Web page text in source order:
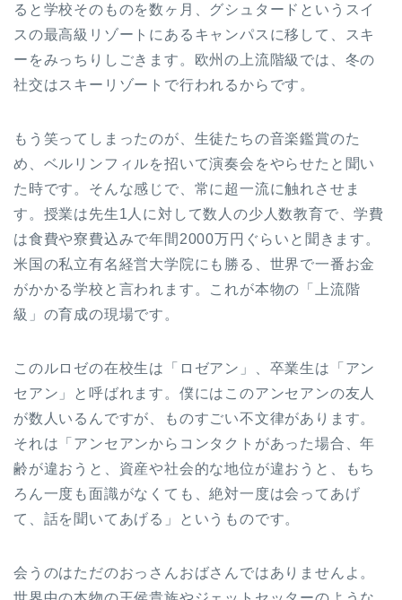
ると学校そのものを数ヶ月、グシュタードというスイ
スの最高級リゾートにあるキャンパスに移して、スキ
ーをみっちりしごきます。欧州の上流階級では、冬の
社交はスキーリゾートで行われるからです。
もう笑ってしまったのが、生徒たちの音楽鑑賞のた
め、ベルリンフィルを招いて演奏会をやらせたと聞い
た時です。そんな感じで、常に超一流に触れさせま
す。授業は先生1人に対して数人の少人数教育で、学費
は食費や寮費込みで年間2000万円ぐらいと聞きます。
米国の私立有名経営大学院にも勝る、世界で一番お金
がかかる学校と言われます。これが本物の「上流階
級」の育成の現場です。
このルロゼの在校生は「ロゼアン」、卒業生は「アン
セアン」と呼ばれます。僕にはこのアンセアンの友人
が数人いるんですが、ものすごい不文律があります。
それは「アンセアンからコンタクトがあった場合、年
齢が違おうと、資産や社会的な地位が違おうと、もち
ろん一度も面識がなくても、絶対一度は会ってあげ
て、話を聞いてあげる」というものです。
会うのはただのおっさんおばさんではありませんよ。